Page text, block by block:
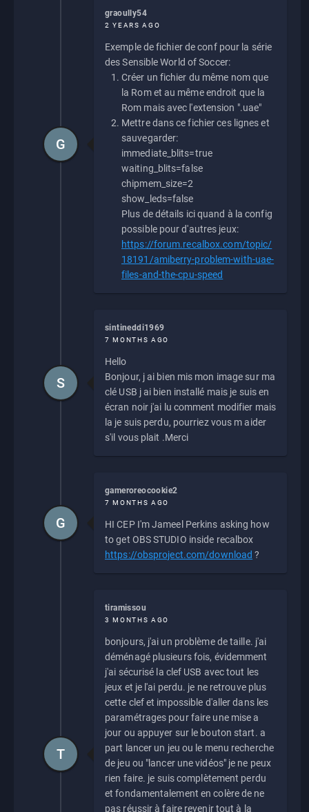
graoully54
2 YEARS AGO
Exemple de fichier de conf pour la série
des Sensible World of Soccer:
Créer un fichier du même nom que
la Rom et au même endroit que la
Rom mais avec l'extension ".uae"
Mettre dans ce fichier ces lignes et
sauvegarder:
immediate_blits=true
waiting_blits=false
chipmem_size=2
show_leds=false
Plus de détails ici quand à la config
possible pour d'autres jeux:
https://forum.recalbox.com/topic/
18191/amiberry-problem-with-uae-
files-and-the-cpu-speed
G
sintineddi1969
7 MONTHS AGO
Hello
Bonjour, j ai bien mis mon image sur ma
clé USB j ai bien installé mais je suis en
écran noir j'ai lu comment modifier mais
la je suis perdu, pourriez vous m aider
s'il vous plait .Merci
S
gameroreocookie2
7 MONTHS AGO
HI CEP I'm Jameel Perkins asking how
to get OBS STUDIO inside recalbox
https://obsproject.com/download ?
G
tiramissou
3 MONTHS AGO
bonjours, j'ai un problème de taille. j'ai
déménagé plusieurs fois, évidemment
j'ai sécurisé la clef USB avec tout les
jeux et je l'ai perdu. je ne retrouve plus
cette clef et impossible d'aller dans les
paramétrages pour faire une mise a
jour ou appuyer sur le bouton start. a
part lancer un jeu ou le menu recherche
de jeu ou "lancer une vidéos" je ne peux
rien faire. je suis complètement perdu
et fondamentalement en colère de ne
pas réussir à faire revenir tout à la
T